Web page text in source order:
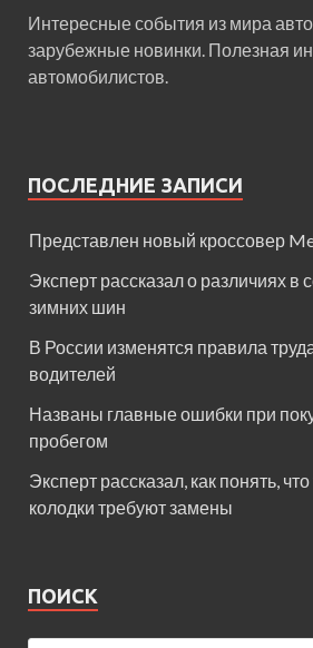
Интересные события из мира
зарубежные новинки. Полезная
автомобилистов.
ПОСЛЕДНИЕ ЗАПИСИ
Представлен новый кроссовер
Эксперт рассказал о различиях в
зимних шин
В России изменятся правила
водителей
Названы главные ошибки при
пробегом
Эксперт рассказал, как понять,
колодки требуют замены
ПОИСК